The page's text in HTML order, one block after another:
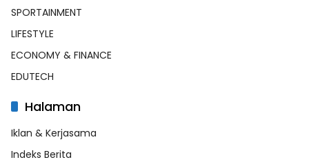
SPORTAINMENT
LIFESTYLE
ECONOMY & FINANCE
EDUTECH
Halaman
Iklan & Kerjasama
Indeks Berita